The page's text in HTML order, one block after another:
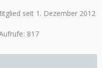
seit 1. Dezember 2012
817